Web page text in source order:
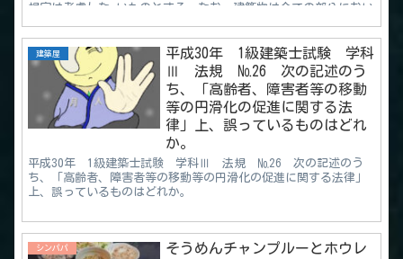
規定は考慮しな いものとする。なお、建築物は全ての部分におい
建築屋
平成30年 1級建築士試験 学科
Ⅲ 法規 №26 次の記述のう
ち、「高齢者、障害者等の移動
等の円滑化の促進に関する法
律」上、誤っているものはどれ
か。
平成30年 1級建築士試験 学科Ⅲ 法規 №26 次の記述のう
ち、「高齢者、障害者等の移動等の円滑化の促進に関する法律」
上、誤っているものはどれか。
シンパパ
そうめんチャンプルーとホウレ